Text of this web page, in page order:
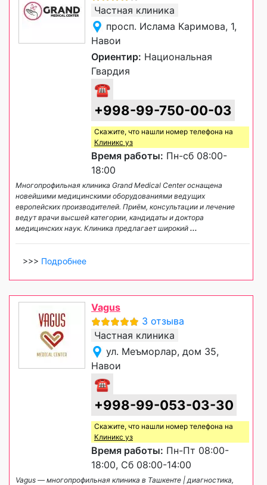
Частная клиника
просп. Ислама Каримова, 1,
Навои
Ориентир: Национальная
Гвардия
☎
+998-99-750-00-03
Скажите, что нашли номер телефона на
Клиникс уз
Время работы: Пн-сб 08:00-
18:00
Многопрофильная клиника Grand Medical Center оснащена
новейшими медицинскими оборудованиями ведущих
европейских производителей. Приём, консультации и лечение
ведут врачи высшей категории, кандидаты и доктора
медицинских наук. Клиника предлагает широкий ...
>>> Подробнее
Vagus
3 отзыва
Частная клиника
ул. Меъморлар, дом 35,
Навои
☎
+998-99-053-03-30
Скажите, что нашли номер телефона на
Клиникс уз
Время работы: Пн-Пт 08:00-
18:00, Сб 08:00-14:00
Vagus — многопрофильная клиника в Ташкенте | диагностика,